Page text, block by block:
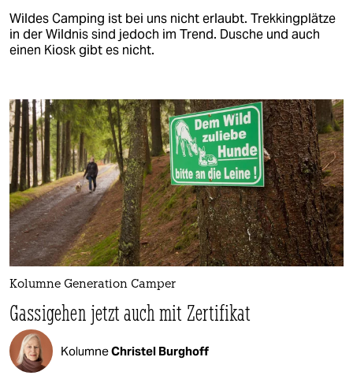
Wildes Camping ist bei uns nicht erlaubt. Trekkingplätze
in der Wildnis sind jedoch im Trend. Dusche und auch
einen Kiosk gibt es nicht.
Kolumne Generation Camper
Gassigehen jetzt auch mit Zertifikat
KolumneChristel Burghoff